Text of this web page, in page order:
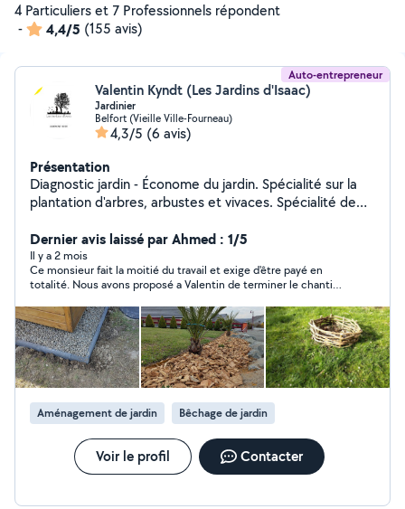
4 Particuliers et 7 Professionnels répondent
-
4,4/5 (155 avis)
Auto-entrepreneur
Valentin Kyndt (Les Jardins d'Isaac)
Jardinier
Belfort (Vieille Ville-Fourneau)
4,3/5 (6 avis)
Présentation
Diagnostic jardin - Économe du jardin. Spécialité sur la
plantation d'arbres, arbustes et vivaces. Spécialité de
de la santé globale du jardin pour une meilleure
résilience face aux aléas du climat local. Recherche de
solutions sur mesure visant à réduire les besoins
d'intervention sur le long terme. Outils manuels
principalement, donc travail silencieux possible. Travail
de jardinage que j'essaie de baser avant tout sur les
connaissances en terme de physiologie végétale, de
biodiversité et de podologie.
Dernier avis laissé par Ahmed : 1/5
Il y a 2 mois
Ce monsieur fait la moitié du travail et exige d'être payé en
totalité. Nous avons proposé a Valentin de terminer le chantier
payé a hauteur du travail effectué (et même plus...)
Aménagement de jardin Bêchage de jardin
Voir le profil Contacter